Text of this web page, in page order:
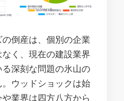
倒産は、個別の企業
く、現在の建設業界
深刻な問題の氷山の
ウッドショックは始
業界は四方八方から